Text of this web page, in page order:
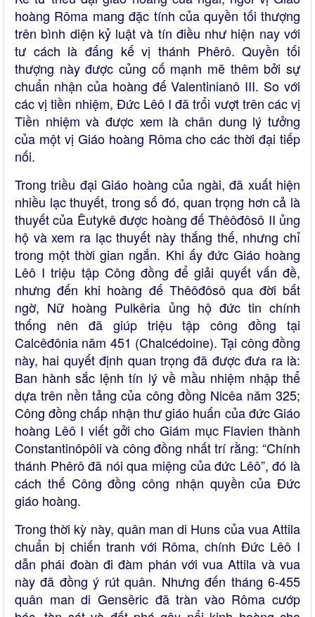
hoàng Rôma mang đặc tính của quyền tối thượng
trên bình diện kỷ luật và tín điều như hiện nay với
tư cách là đấng kế vị thánh Phêrô. Quyền tối
thượng này được củng cố mạnh mẽ thêm bởi sự
chuẩn nhận của hoàng đế Valentinianô III. So với
các vị tiền nhiệm, Đức Lêô I đã trổi vượt trên các vị
Tiền nhiệm và được xem là chân dung lý tưởng
của một vị Giáo hoàng Rôma cho các thời đại tiếp
nối.
Trong triều đại Giáo hoàng của ngài, đã xuất hiện
nhiều lạc thuyết, trong số đó, quan trọng hơn cả là
thuyết của Êutykê được hoàng đế Thêôđôsô II ủng
hộ và xem ra lạc thuyết này thắng thế, nhưng chỉ
trong một thời gian ngắn. Khi ấy đức Giáo hoàng
Lêô I triệu tập Công đồng để giải quyết vấn đề,
nhưng đến khi hoàng đế Thêôđôsô qua đời bất
ngờ, Nữ hoàng Pulkêria ủng hộ đức tin chính
thống nên đã giúp triệu tập công đồng tại
Calcêđônia năm 451 (Chalcédoine). Tại công đồng
này, hai quyết định quan trọng đã được đưa ra là:
Ban hành sắc lệnh tín lý về mầu nhiệm nhập thể
dựa trên nền tảng của công đồng Nicêa năm 325;
Công đồng chấp nhận thư giáo huấn của đức Giáo
hoàng Lêô I viết gởi cho Giám mục Flavien thành
Constantinôpôli và công đồng nhất trí rằng: “Chính
thánh Phêrô đã nói qua miệng của đức Lêô”, đó là
cách thế Công đồng công nhận quyền của Đức
giáo hoàng.
Trong thời kỳ này, quân man di Huns của vua Attila
chuẩn bị chiến tranh với Rôma, chính Đức Lêô I
dẫn phái đoàn đi đàm phán với vua Attila và vua
này đã đồng ý rút quân. Nhưng đến tháng 6-455
quân man di Gensêric đã tràn vào Rôma cướp